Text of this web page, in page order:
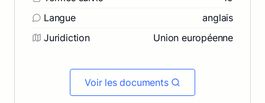
Langue
anglais
Juridiction
Union européenne
Voir les documents